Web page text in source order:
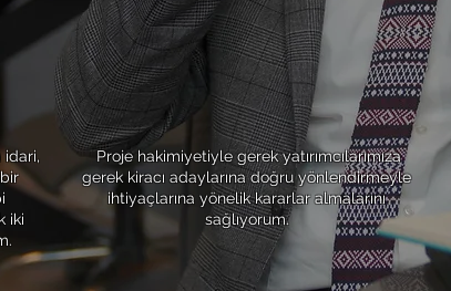
5
PROJE UZMANLIĞI
idari,
iki
Proje hakimiyetiyle gerek yatırımcılarımıza
gerek kiracı adaylarına doğru yönlendirmeyle
ihtiyaçlarına yönelik kararlar almalarını
sağlıyorum.